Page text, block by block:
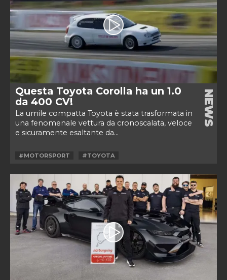
Questa Toyota Corolla ha un 1.0
da 400 CV!
La umile compatta Toyota è stata trasformata in
una fenomenale vettura da cronoscalata, veloce
e sicuramente esaltante da...
NEWS
#MOTORSPORT #TOYOTA